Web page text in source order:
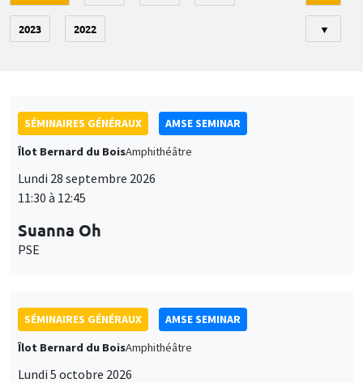
2023 2022 ▼
SÉMINAIRES GÉNÉRAUX
AMSE SEMINAR
Îlot Bernard du BoisAmphithéâtre
Lundi 28 septembre 2026
11:30 à 12:45
Suanna Oh
PSE
SÉMINAIRES GÉNÉRAUX
AMSE SEMINAR
Îlot Bernard du BoisAmphithéâtre
Lundi 5 octobre 2026